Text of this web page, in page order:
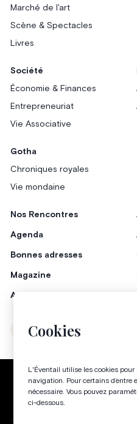
Cookies
L'Éventail utilise les cookies
navigation. Pour certains d’entre
nécessaire. Vous pouvez
ci-dessous.
Marché de l'art
Scène & Spectacles
Livres
Société
Économie & Finances
Entrepreneuriat
Vie Associative
Gotha
Chroniques royales
Vie mondaine
Nos Rencontres
Agenda
Bonnes adresses
Magazine
Annonceurs
Instagram
Politique de confidentialité
Gestion